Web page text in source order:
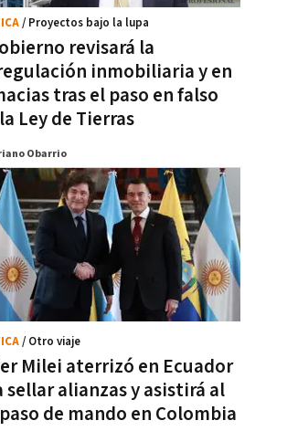
revisará la
inmobiliaria y en
tras el paso en falso
Ley de Tierras
/ Proyectos bajo la lupa
Obarrio
Milei aterrizó en Ecuador
sellar alianzas y asistirá al
de mando en Colombia
/ Otro viaje